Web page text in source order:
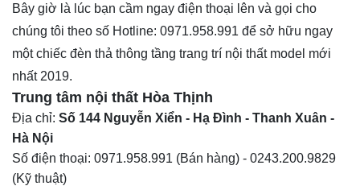
Bây giờ là lúc bạn cầm ngay điện thoại lên và gọi cho
chúng tôi theo số Hotline: 0971.958.991 để sở hữu ngay
một chiếc đèn thả thông tầng trang trí nội thất model mới
nhất 2019.
Trung tâm nội thất Hòa Thịnh
Địa chỉ: Số 144 Nguyễn Xiển - Hạ Đình - Thanh Xuân -
Hà Nội
Số điện thoại: 0971.958.991 (Bán hàng) - 0243.200.9829
(Kỹ thuật)